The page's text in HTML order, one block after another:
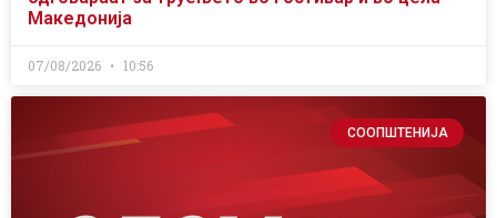
Македонија
07/08/2026 10:56
СООПШТЕНИЈА